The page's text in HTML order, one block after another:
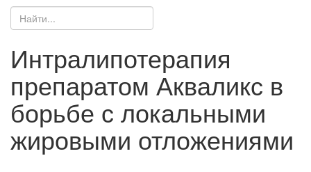
Интралипотерапия
препаратом Акваликс в
борьбе с локальными
жировыми отложениями